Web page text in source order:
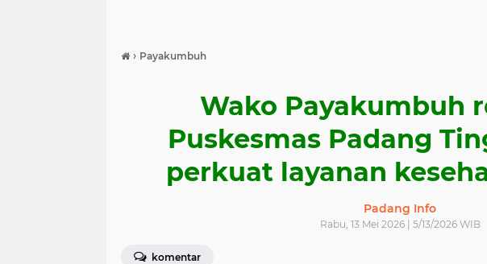
› Payakumbuh
Wako Payakumbuh
Puskesmas Padang
perkuat layanan
Padang Info
Rabu, 13 Mei 2026 | 5/13/2026 WIB
komentar